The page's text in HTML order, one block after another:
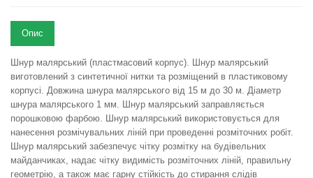
Опис
Шнур малярський (пластмасовий корпус). Шнур малярський
виготовлений з синтетичної нитки та розміщений в пластиковому
корпусі. Довжина шнура малярського від 15 м до 30 м. Діаметр
шнура малярського 1 мм. Шнур малярський заправляється
порошковою фарбою. Шнур малярський використовується для
нанесення розмічувальних ліній при проведенні розміточних робіт.
Шнур малярський забезпечує чітку розмітку на будівельних
майданчиках, надає чітку видимість розміточних ліній, правильну
геометрію, а також має гарну стійкість до стирання слідів